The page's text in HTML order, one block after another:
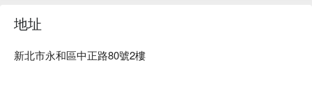
地址
新北市永和區中正路80號2樓